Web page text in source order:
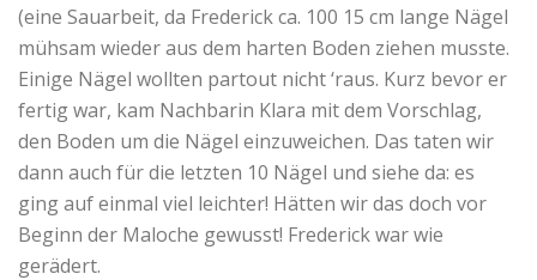
(eine Sauarbeit, da Frederick ca. 100 15 cm lange Nägel
mühsam wieder aus dem harten Boden ziehen musste.
Einige Nägel wollten partout nicht ‘raus. Kurz bevor er
fertig war, kam Nachbarin Klara mit dem Vorschlag,
den Boden um die Nägel einzuweichen. Das taten wir
dann auch für die letzten 10 Nägel und siehe da: es
ging auf einmal viel leichter! Hätten wir das doch vor
Beginn der Maloche gewusst! Frederick war wie
gerädert.